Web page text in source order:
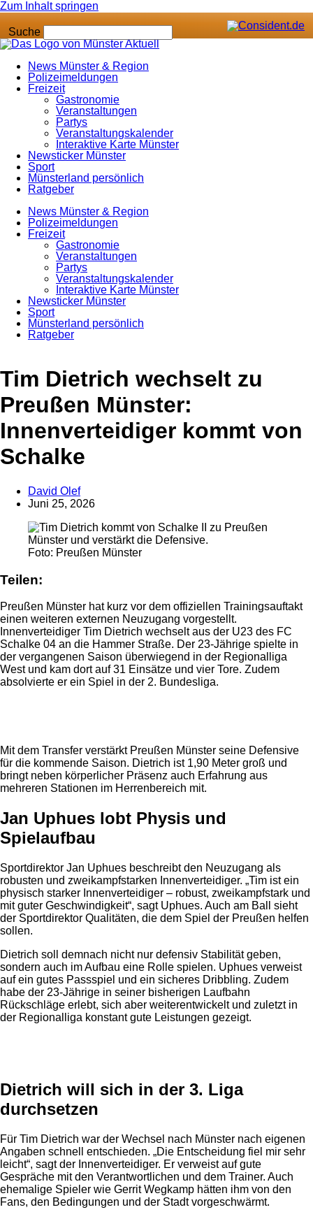
Zum Inhalt springen
Suche
News Münster & Region
Polizeimeldungen
Freizeit
Gastronomie
Veranstaltungen
Partys
Veranstaltungskalender
Interaktive Karte Münster
Newsticker Münster
Sport
Münsterland persönlich
Ratgeber
News Münster & Region
Polizeimeldungen
Freizeit
Gastronomie
Veranstaltungen
Partys
Veranstaltungskalender
Interaktive Karte Münster
Newsticker Münster
Sport
Münsterland persönlich
Ratgeber
Anzeige
Tim Dietrich wechselt zu
Preußen Münster:
Innenverteidiger kommt von
Schalke
David Olef
Juni 25, 2026
Foto: Preußen Münster
Teilen:
Preußen Münster hat kurz vor dem offiziellen Trainingsauftakt
einen weiteren externen Neuzugang vorgestellt.
Innenverteidiger Tim Dietrich wechselt aus der U23 des FC
Schalke 04 an die Hammer Straße. Der 23-Jährige spielte in
der vergangenen Saison überwiegend in der Regionalliga
West und kam dort auf 31 Einsätze und vier Tore. Zudem
absolvierte er ein Spiel in der 2. Bundesliga.
Mit dem Transfer verstärkt Preußen Münster seine Defensive
für die kommende Saison. Dietrich ist 1,90 Meter groß und
bringt neben körperlicher Präsenz auch Erfahrung aus
mehreren Stationen im Herrenbereich mit.
Jan Uphues lobt Physis und
Spielaufbau
Sportdirektor Jan Uphues beschreibt den Neuzugang als
robusten und zweikampfstarken Innenverteidiger. „Tim ist ein
physisch starker Innenverteidiger – robust, zweikampfstark und
mit guter Geschwindigkeit“, sagt Uphues. Auch am Ball sieht
der Sportdirektor Qualitäten, die dem Spiel der Preußen helfen
sollen.
Dietrich soll demnach nicht nur defensiv Stabilität geben,
sondern auch im Aufbau eine Rolle spielen. Uphues verweist
auf ein gutes Passspiel und ein sicheres Dribbling. Zudem
habe der 23-Jährige in seiner bisherigen Laufbahn
Rückschläge erlebt, sich aber weiterentwickelt und zuletzt in
der Regionalliga konstant gute Leistungen gezeigt.
Dietrich will sich in der 3. Liga
durchsetzen
Für Tim Dietrich war der Wechsel nach Münster nach eigenen
Angaben schnell entschieden. „Die Entscheidung fiel mir sehr
leicht“, sagt der Innenverteidiger. Er verweist auf gute
Gespräche mit den Verantwortlichen und dem Trainer. Auch
ehemalige Spieler wie Gerrit Wegkamp hätten ihm von den
Fans, den Bedingungen und der Stadt vorgeschwärmt.